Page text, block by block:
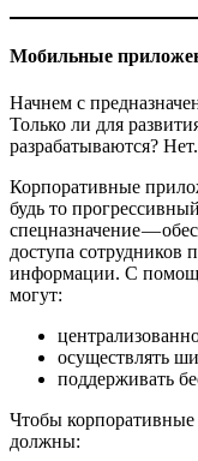
Мобильные
Начнем с
Только ли для
разрабатываются? Нет.
Корпоративные
будь то
спецназначение —
доступа сотрудников
информации. С
могут:
осуществлять
поддерживать
Чтобы
должны: